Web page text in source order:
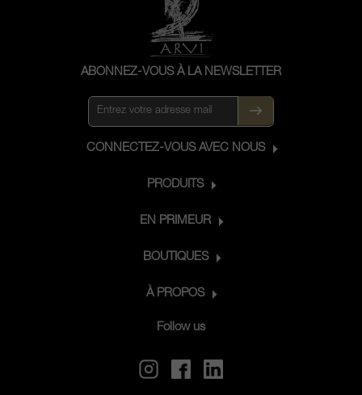
ABONNEZ-VOUS À LA NEWSLETTER
CONNECTEZ-VOUS AVEC NOUS
PRODUITS
EN PRIMEUR
BOUTIQUES
À PROPOS
Follow us